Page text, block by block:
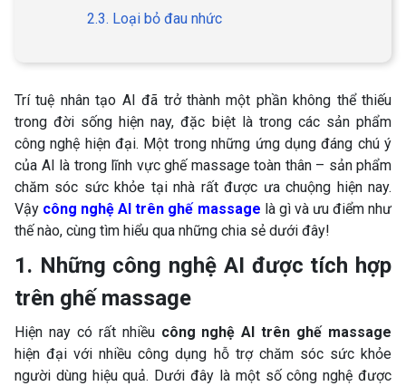
2.3. Loại bỏ đau nhức
Trí tuệ nhân tạo AI đã trở thành một phần không thể thiếu
trong đời sống hiện nay, đặc biệt là trong các sản phẩm
công nghệ hiện đại. Một trong những ứng dụng đáng chú ý
của AI là trong lĩnh vực ghế massage toàn thân – sản phẩm
chăm sóc sức khỏe tại nhà rất được ưa chuộng hiện nay.
Vậy công nghệ AI trên ghế massage là gì và ưu điểm như
thế nào, cùng tìm hiểu qua những chia sẻ dưới đây!
1. Những công nghệ AI được tích hợp
trên ghế massage
Hiện nay có rất nhiều công nghệ AI trên ghế massage
hiện đại với nhiều công dụng hỗ trợ chăm sóc sức khỏe
người dùng hiệu quả. Dưới đây là một số công nghệ được